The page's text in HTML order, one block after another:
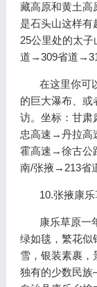
藏高原和黄土高
是石头山这样有
25公里处的太
道→309省道
在这里你可以
的巨大瀑布、或
访。坐标：甘
忠高速→丹拉
霍高速→徐古
南/张掖→213省
10.张掖康乐
康乐草原一年
绿如毯，繁花似
雪，银装素裹，
独有的少数民